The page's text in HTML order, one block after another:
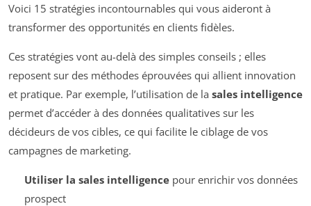
Voici 15 stratégies incontournables qui vous aideront à
transformer des opportunités en clients fidèles.
Ces stratégies vont au-delà des simples conseils ; elles
reposent sur des méthodes éprouvées qui allient innovation
et pratique. Par exemple, l’utilisation de la sales intelligence
permet d’accéder à des données qualitatives sur les
décideurs de vos cibles, ce qui facilite le ciblage de vos
campagnes de marketing.
Utiliser la sales intelligencepour enrichir vos données
prospect